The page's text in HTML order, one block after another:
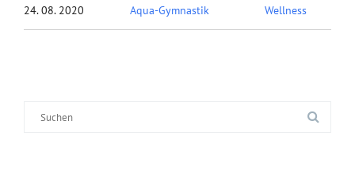
24. 08. 2020 Aqua-Gymnastik Wellness